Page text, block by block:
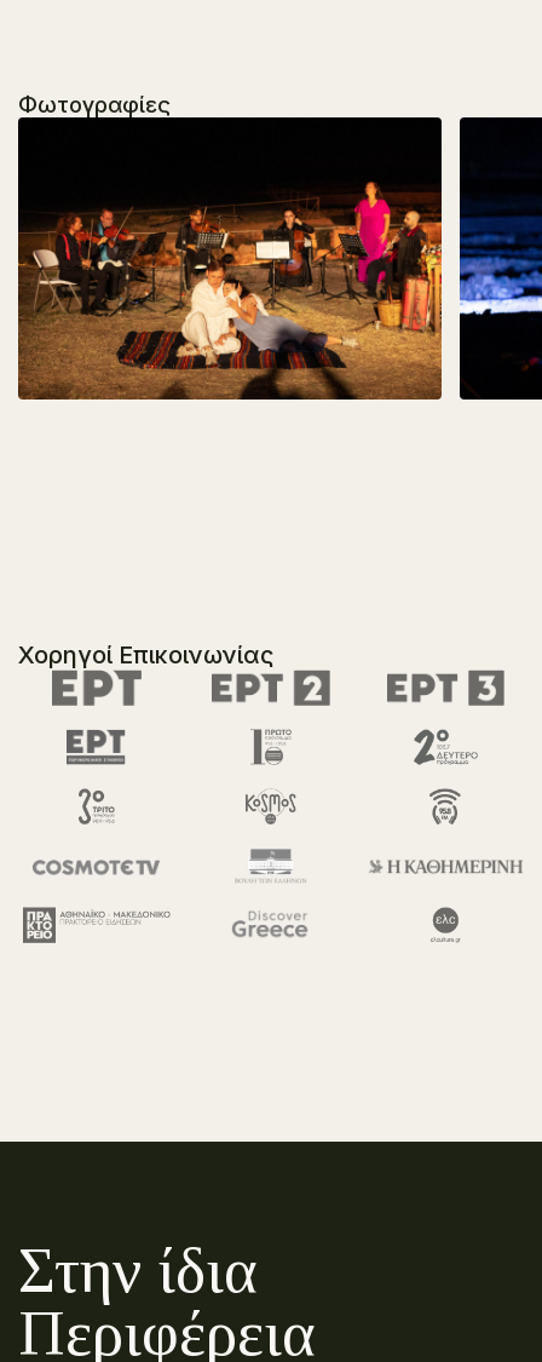
Φωτογραφίες
Χορηγοί Επικοινωνίας
Στην ίδια
Περιφέρεια